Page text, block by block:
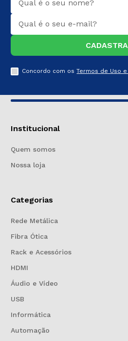
Concordo com osTermos de Uso
Institucional
Quem somos
Nossa loja
Categorias
Rede Metálica
Fibra Ótica
Rack e Acessórios
HDMI
Áudio e Vídeo
USB
Informática
Automação